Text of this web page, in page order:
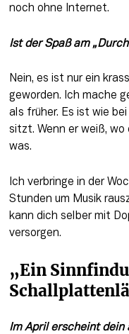
noch ohne Internet.
Ist der Spaß am
Nein, es ist nur ein
geworden. Ich mache
als früher. Es ist wie
sitzt. Wenn er weiß,
was.
Ich verbringe in der
Stunden um Musik
kann dich selber mit
versorgen.
„Ein
Im April erscheint dein